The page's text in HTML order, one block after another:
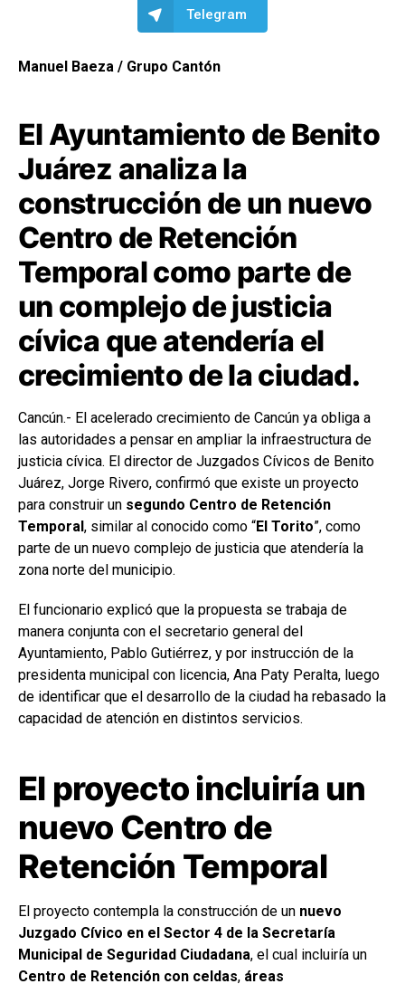
Telegram
Manuel Baeza / Grupo Cantón
El Ayuntamiento de Benito
Juárez analiza la
construcción de un nuevo
Centro de Retención
Temporal como parte de
un complejo de justicia
cívica que atendería el
crecimiento de la ciudad.
Cancún.- El acelerado crecimiento de Cancún ya obliga a
las autoridades a pensar en ampliar la infraestructura de
justicia cívica. El director de Juzgados Cívicos de Benito
Juárez, Jorge Rivero, confirmó que existe un proyecto
para construir un segundo Centro de Retención
Temporal, similar al conocido como “El Torito”, como
parte de un nuevo complejo de justicia que atendería la
zona norte del municipio.
El funcionario explicó que la propuesta se trabaja de
manera conjunta con el secretario general del
Ayuntamiento, Pablo Gutiérrez, y por instrucción de la
presidenta municipal con licencia, Ana Paty Peralta, luego
de identificar que el desarrollo de la ciudad ha rebasado la
capacidad de atención en distintos servicios.
El proyecto incluiría un
nuevo Centro de
Retención Temporal
El proyecto contempla la construcción de un nuevo
Juzgado Cívico en el Sector 4 de la Secretaría
Municipal de Seguridad Ciudadana, el cual incluiría un
Centro de Retención con celdas, áreas